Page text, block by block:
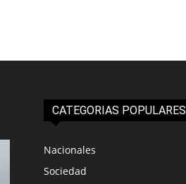
CATEGORIAS POPULARES
Nacionales
Sociedad